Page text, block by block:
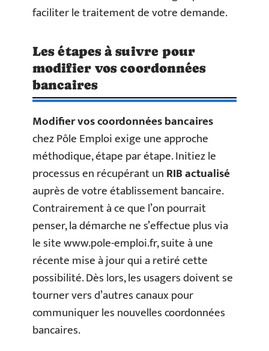
faciliter le traitement de votre demande.
Les étapes à suivre pour
modifier vos coordonnées
bancaires
Modifier vos coordonnées bancaires
chez Pôle Emploi exige une approche
méthodique, étape par étape. Initiez le
processus en récupérant unRIB actualisé
auprès de votre établissement bancaire.
Contrairement à ce que l’on pourrait
penser, la démarche ne s’effectue plus via
le site www.pole-emploi.fr, suite à une
récente mise à jour qui a retiré cette
possibilité. Dès lors, les usagers doivent se
tourner vers d’autres canaux pour
communiquer les nouvelles coordonnées
bancaires.